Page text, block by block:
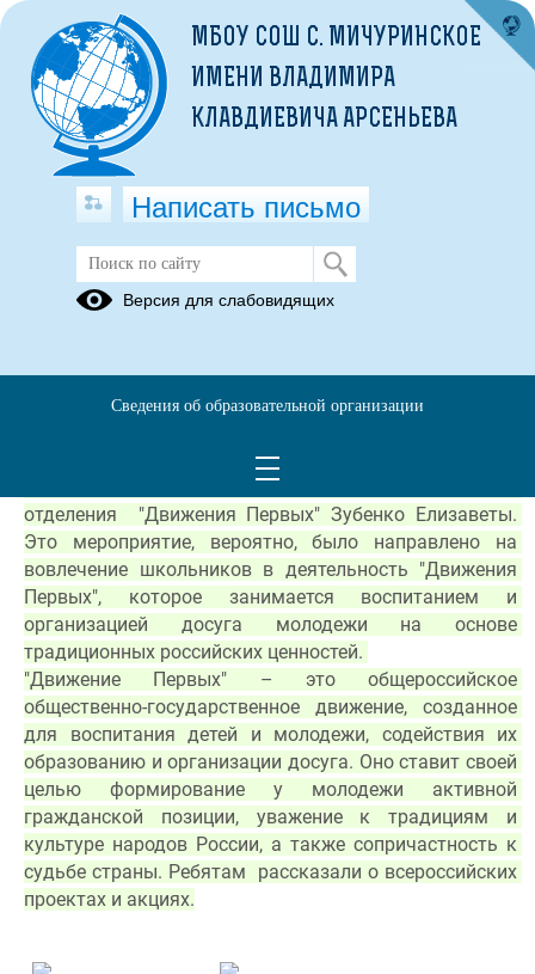
День первых
В вашей школе сегодня прошло мероприятие,
посвященное Дню Первых, с участием советника
детскими общественными объединениями Аникиной
Оксаны Юрьевны и председателя Первичного
отделения  "Движения Первых" Зубенко Елизаветы.
Это мероприятие, вероятно, было направлено на
вовлечение школьников в деятельность "Движения
Первых", которое занимается воспитанием и
организацией досуга молодежи на основе
традиционных российских ценностей.
"Движение Первых" – это общероссийское
общественно-государственное движение, созданное
для воспитания детей и молодежи, содействия их
образованию и организации досуга. Оно ставит своей
целью формирование у молодежи активной
гражданской позиции, уважение к традициям и
культуре народов России, а также сопричастность к
судьбе страны. Ребятам  рассказали о всероссийских
проектах и акциях.
МБОУ СОШ С. МИЧУРИНСКОЕ
ИМЕНИ ВЛАДИМИРА
КЛАВДИЕВИЧА АРСЕНЬЕВА
Написать письмо
Версия для слабовидящих
Сведения об образовательной организации